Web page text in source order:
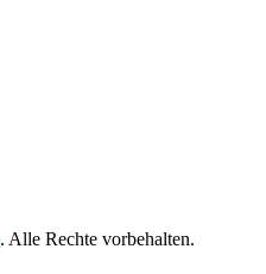
. Alle Rechte vorbehalten.